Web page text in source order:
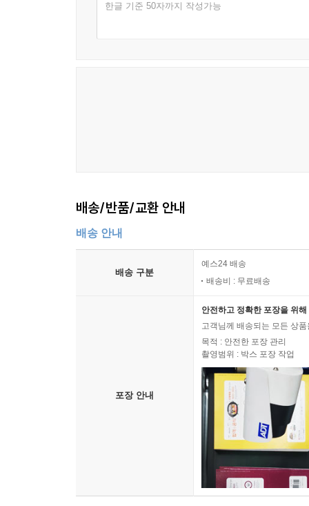
있는 정보를 숨기기보다는 디자인을 더 단순하
-srcset와 sizes로 책임감 있게 크기 조절하기
-picture와 source로 더 매끄럽게 제어하기
-반응형 레이아웃을 더 신속하게 구축하는 프레임
-분기점 선정
한글 기준 50자까지 작성가능
배송/반품/교환 안내
배송 안내
배송 구분
예스24 배송
배송비 : 무료배송
포장 안내
안전하고 정확한 포장을 위
고객님께 배송되는 모든 상
목적 : 안전한 포장 관리
촬영범위 : 박스 포장 작업